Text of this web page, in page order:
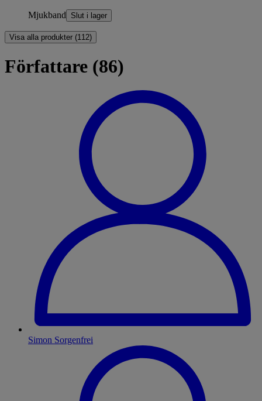
Mjukband Slut i lager
Visa alla produkter (112)
Författare (86)
Simon Sorgenfrei